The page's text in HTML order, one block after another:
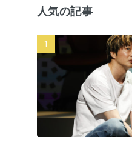
人気の記事